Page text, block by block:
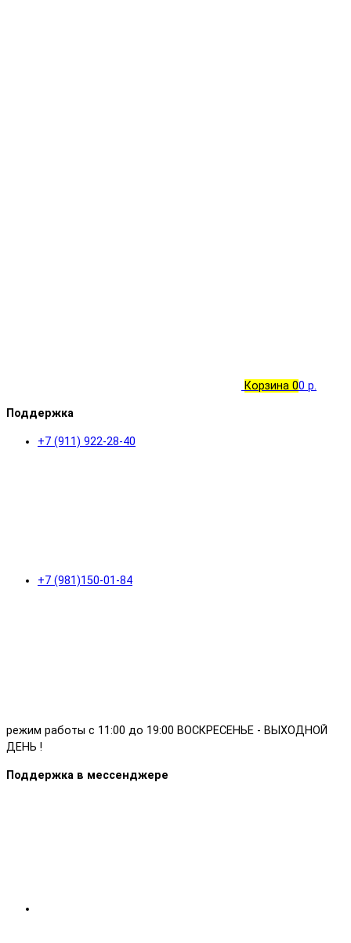
Корзина 00 р.
Поддержка
+7 (911) 922-28-40
+7 (981)150-01-84
режим работы с 11:00 до 19:00 ВОСКРЕСЕНЬЕ - ВЫХОДНОЙ
ДЕНЬ !
Поддержка в мессенджере